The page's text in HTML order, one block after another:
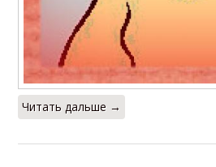
Читать дальше →